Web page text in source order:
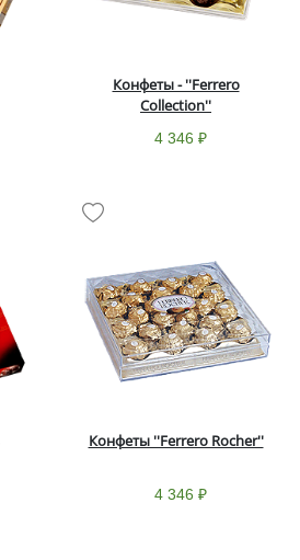
Конфеты - ''Ferrero
Collection''
4 346 ₽
Конфеты ''Ferrero Rocher''
4 346 ₽